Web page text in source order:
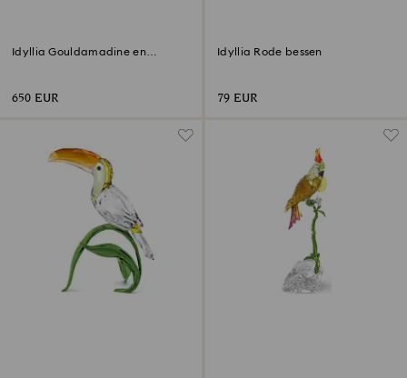
Idyllia Gouldamadine en
650 EUR
Idyllia Rode bessen
79 EUR